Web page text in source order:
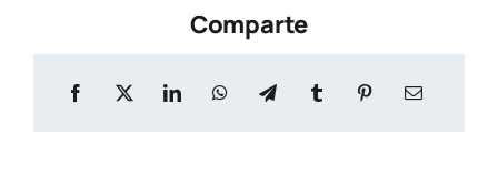
Comparte